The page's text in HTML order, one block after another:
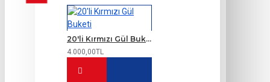
20'li Kırmızı Gül Buketi
4.000,00TL